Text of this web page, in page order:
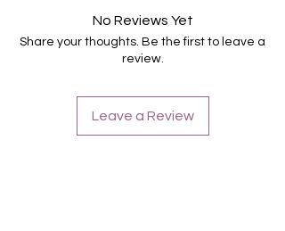
von unterschiedlicher Grösse (8.4mm –
Für alle Nägel geeignet
No Reviews Yet
Share your thoughts. Be the first to leave a
review.
Leave a Review